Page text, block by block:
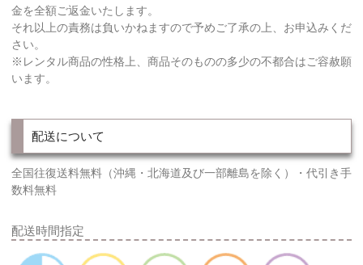
金を全額ご返金いたします。
それ以上の責務は負いかねますので予めご了承の上、お申込みくだ
さい。
※レンタル商品の性格上、商品そのものの多少の不都合はご容赦願
います。
配送について
全国往復送料無料（沖縄・北海道及び一部離島を除く）・代引き手
数料無料
配送時間指定